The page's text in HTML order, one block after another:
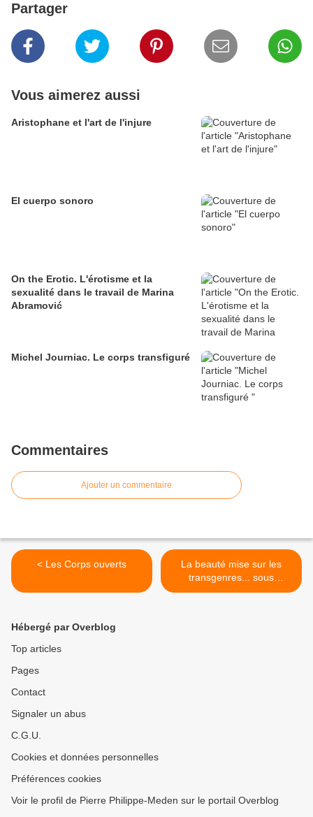
Partager
Vous aimerez aussi
Aristophane et l'art de l'injure
El cuerpo sonoro
On the Erotic. L'érotisme et la
sexualité dans le travail de Marina
Abramović
Michel Journiac. Le corps transfiguré
Commentaires
Ajouter un commentaire
< Les Corps ouverts
La beauté mise sur les
transgenres... sous
conditions >
Hébergé par Overblog
Top articles
Pages
Contact
Signaler un abus
C.G.U.
Cookies et données personnelles
Préférences cookies
Voir le profil de Pierre Philippe-Meden sur le portail Overblog